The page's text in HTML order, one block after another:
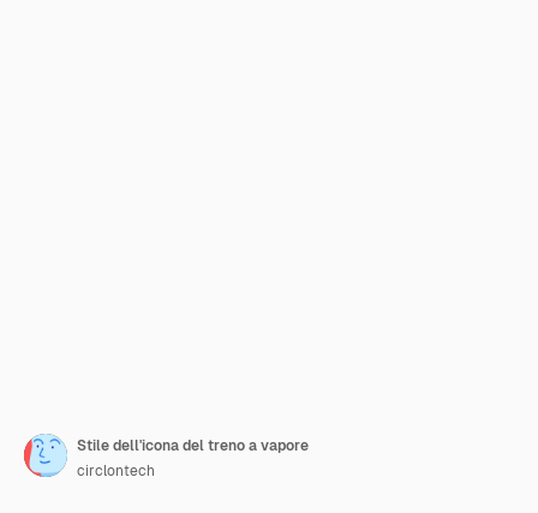
Stile dell'icona del treno a vapore
circlontech